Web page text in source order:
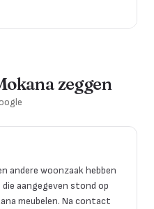
zeggen
andere woonzaak hebben
aangegeven stond op
meubelen. Na contact